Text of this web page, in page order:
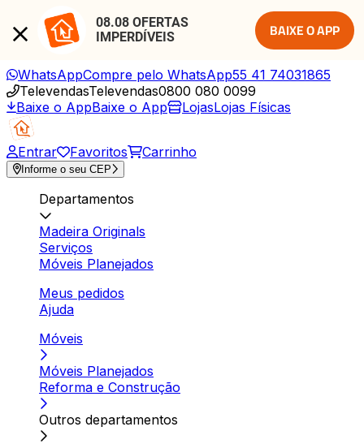
08.08 OFERTAS
IMPERDÍVEIS
BAIXE O APP
WhatsAppCompre pelo WhatsApp55 41 74031865
TelevendasTelevendas0800 080 0099
Baixe o AppBaixe o App LojasLojas Físicas
Entrar Favoritos Carrinho
Informe o seu CEP
Departamentos
Madeira Originals
Serviços
Móveis Planejados
Meus pedidos
Ajuda
Móveis
Móveis Planejados
Reforma e Construção
Outros departamentos